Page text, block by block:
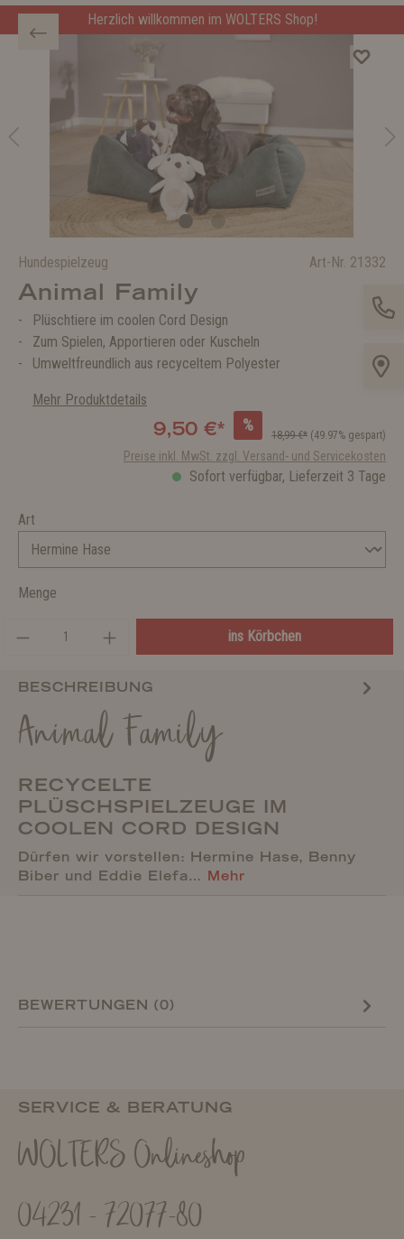
Herzlich willkommen im WOLTERS Shop!
Hundespielzeug Art-Nr. 21332
Animal Family
Plüschtiere im coolen Cord Design
Zum Spielen, Apportieren oder Kuscheln
Umweltfreundlich aus recyceltem Polyester
Mehr Produktdetails
9,50 €* %
18,99 €* (49.97% gespart)
Preise inkl. MwSt. zzgl. Versand- und Servicekosten
Sofort verfügbar, Lieferzeit 3 Tage
Art
Menge
ins Körbchen
BESCHREIBUNG
Animal Family
RECYCELTE
PLÜSCHSPIELZEUGE IM
COOLEN CORD DESIGN
Dürfen wir vorstellen: Hermine Hase, Benny
Biber und Eddie Elefa… Mehr
BEWERTUNGEN (0)
SERVICE & BERATUNG
WOLTERS Onlineshop
04231 - 72077-80